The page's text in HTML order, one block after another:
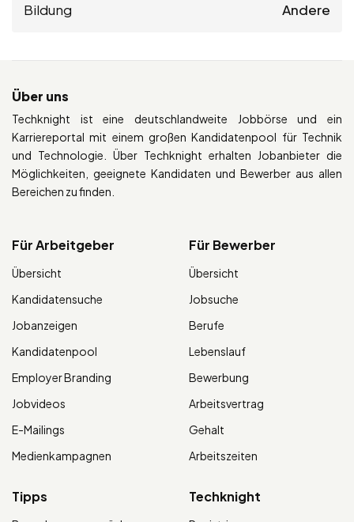
Bildung Andere
Über uns
Techknight ist eine deutschlandweite Jobbörse und ein
Karriereportal mit einem großen Kandidatenpool für Technik
und Technologie. Über Techknight erhalten Jobanbieter die
Möglichkeiten, geeignete Kandidaten und Bewerber aus allen
Bereichen zu finden.
Für Arbeitgeber
Übersicht
Kandidatensuche
Jobanzeigen
Kandidatenpool
Employer Branding
Jobvideos
E-Mailings
Medienkampagnen
Für Bewerber
Übersicht
Jobsuche
Berufe
Lebenslauf
Bewerbung
Arbeitsvertrag
Gehalt
Arbeitszeiten
Tipps Techknight